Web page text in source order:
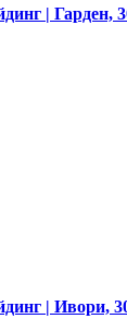
| Гарден,
| Ивори,